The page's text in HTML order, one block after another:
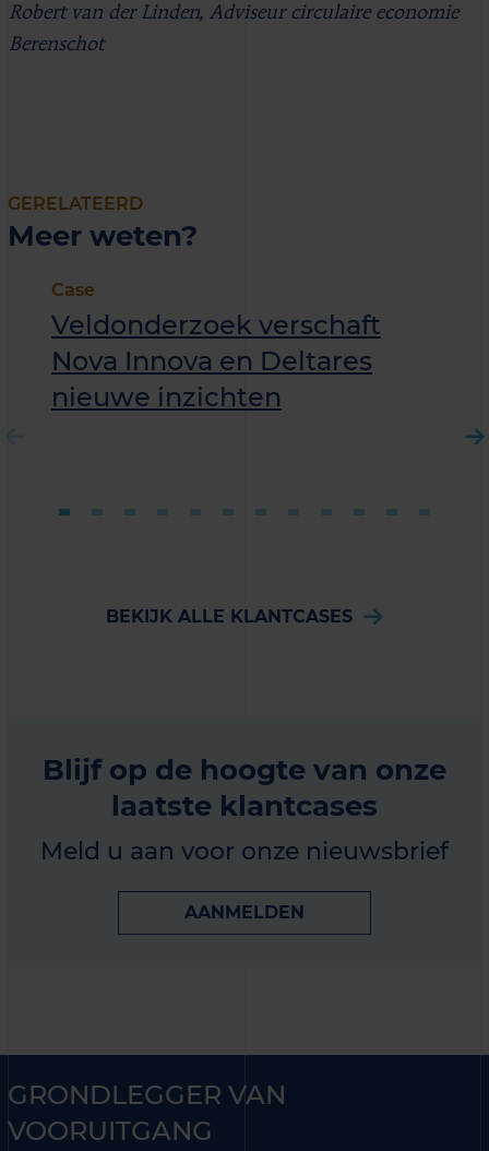
Robert van der Linden, Adviseur circulaire economie
Berenschot
GERELATEERD
Meer weten?
Case
Veldonderzoek verschaft
Nova Innova en Deltares
nieuwe inzichten
BEKIJK ALLE KLANTCASES
Blijf op de hoogte van onze
laatste klantcases
Meld u aan voor onze nieuwsbrief
AANMELDEN
GRONDLEGGER VAN
VOORUITGANG